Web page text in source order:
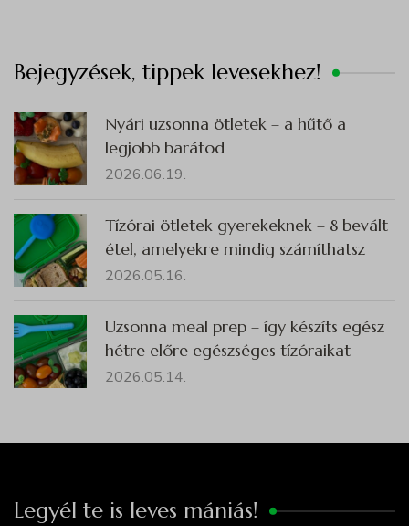
Bejegyzések, tippek levesekhez!
Nyári uzsonna ötletek – a hűtő a
legjobb barátod
2026.06.19.
Tízórai ötletek gyerekeknek – 8 bevált
étel, amelyekre mindig számíthatsz
2026.05.16.
Uzsonna meal prep – így készíts egész
hétre előre egészséges tízóraikat
2026.05.14.
Legyél te is leves mániás!